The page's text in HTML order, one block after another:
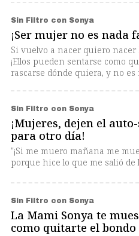
Sin Filtro con Sonya
¡Ser mujer no es nada
Si vuelvo a nacer quiero nacer
¡Ellos pueden sentarse como
rascarse dónde quiera, y no es
Sin Filtro con Sonya
¡Mujeres, dejen el
para otro día!
"¡Si me muero mañana me
porque hice lo que me salió de
Sin Filtro con Sonya
La Mami Sonya te
como quitarte el bondo